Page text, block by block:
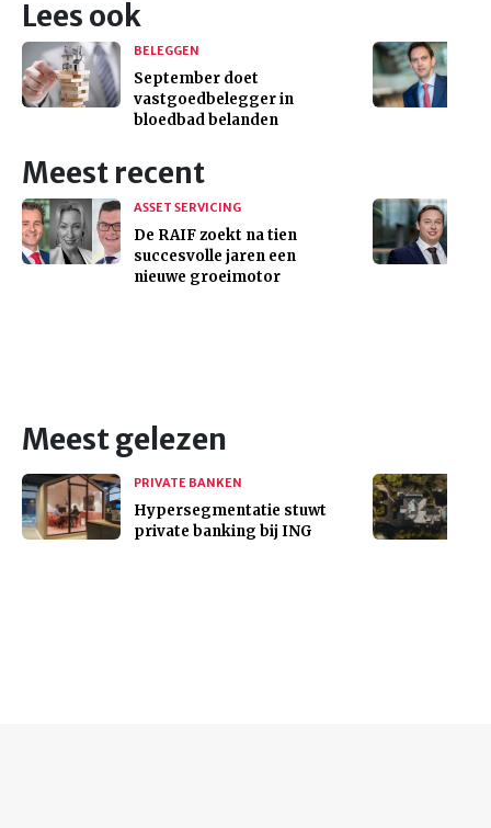
Lees ook
BELEGGEN
September doet
vastgoedbelegger in
bloedbad belanden
Meest recent
ASSET SERVICING
De RAIF zoekt na tien
succesvolle jaren een
nieuwe groeimotor
Meest gelezen
PRIVATE BANKEN
Hypersegmentatie stuwt
private banking bij ING